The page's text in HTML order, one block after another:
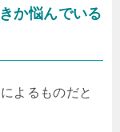
か悩んでいる
よるものだと